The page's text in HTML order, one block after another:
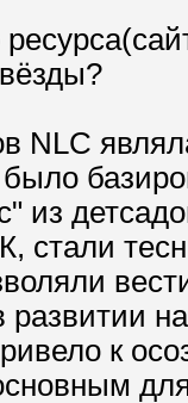
NLC
было
из
стали
к